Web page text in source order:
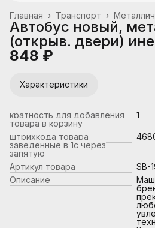
Транспорт ›
Главная ›
Автобус новый,
(открыв. двери)
848 ₽
Характеристики
кратность для добавления
товара в корзину
1
штрихкода товара
заведенные в 1с через
запятую
Артикул товара
SB-
Описание